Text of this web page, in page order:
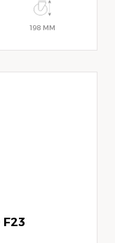
198 MM
F23